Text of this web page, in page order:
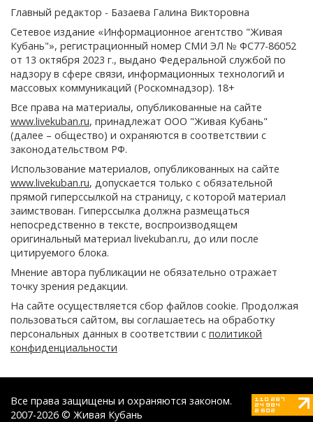
Главный редактор - Базаева Галина Викторовна
Сетевое издание «Информационное агентство "Живая
Кубань"», регистрационный номер СМИ ЭЛ № ФС77-86052
от 13 октября 2023 г., выдано Федеральной службой по
надзору в сфере связи, информационных технологий и
массовых коммуникаций (Роскомнадзор). 18+
Все права на материалы, опубликованные на сайте
www.livekuban.ru, принадлежат ООО "Живая Кубань"
(далее – общество) и охраняются в соответствии с
законодательством РФ.
Использование материалов, опубликованных на сайте
www.livekuban.ru, допускается только с обязательной
прямой гиперссылкой на страницу, с которой материал
заимствован. Гиперссылка должна размещаться
непосредственно в тексте, воспроизводящем
оригинальный материал livekuban.ru, до или после
цитируемого блока.
Мнение автора публикации не обязательно отражает
точку зрения редакции.
На сайте осуществляется сбор файлов cookie. Продолжая
пользоваться сайтом, вы соглашаетесь на обработку
персональных данных в соответствии с политикой
конфиденциальности
Все права защищены и охраняются законом.
2007-2026 © Живая Кубань